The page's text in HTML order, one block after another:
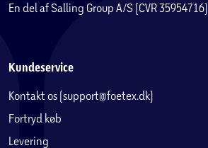
En del af Salling Group A/S (CVR 35954716)
Kundeservice
Kontakt os (support@foetex.dk)
Fortryd køb
Levering